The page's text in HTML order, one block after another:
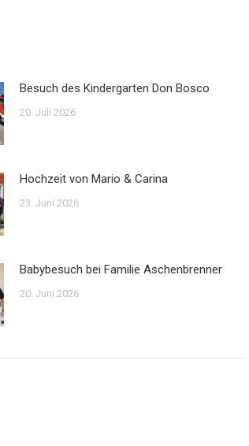
Besuch des Kindergarten Don Bosco
20. Juli 2026
Hochzeit von Mario & Carina
23. Juni 2026
Babybesuch bei Familie Aschenbrenner
20. Juni 2026